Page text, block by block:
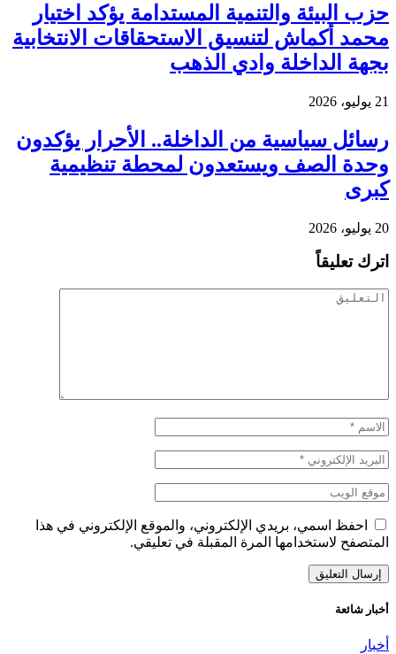
حزب البيئة والتنمية المستدامة يؤكد اختيار
محمد أكماش لتنسيق الاستحقاقات الانتخابية
بجهة الداخلة وادي الذهب
21 يوليو، 2026
رسائل سياسية من الداخلة.. الأحرار يؤكدون
وحدة الصف ويستعدون لمحطة تنظيمية
كبرى
20 يوليو، 2026
اترك تعليقاً
احفظ اسمي، بريدي الإلكتروني، والموقع الإلكتروني في هذا
المتصفح لاستخدامها المرة المقبلة في تعليقي.
أخبار شائعة
أخبار